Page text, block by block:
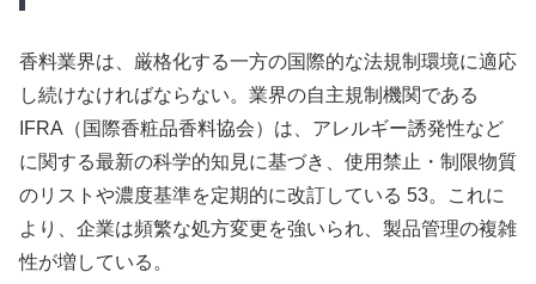
香料業界は、厳格化する一方の国際的な法規制環境に適応
し続けなければならない。業界の自主規制機関である
IFRA（国際香粧品香料協会）は、アレルギー誘発性など
に関する最新の科学的知見に基づき、使用禁止・制限物質
のリストや濃度基準を定期的に改訂している 53。これに
より、企業は頻繁な処方変更を強いられ、製品管理の複雑
性が増している。